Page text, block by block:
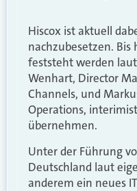
Hiscox ist aktuell
nachzubesetzen. Bis
feststeht werden laut
Wenhart, Director
Channels, und
Operations,
übernehmen.
Unter der Führung
Deutschland laut
anderem ein neues